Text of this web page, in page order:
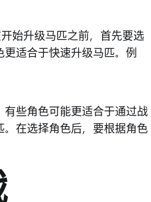
始升级马匹之前，首先要选
适合于快速升级马匹。例
些角色可能更适合于通过战
在选择角色后，要根据角色